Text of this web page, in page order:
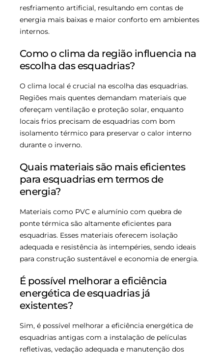
resfriamento artificial, resultando em contas de
energia mais baixas e maior conforto em ambientes
internos.
Como o clima da região influencia na
escolha das esquadrias?
O clima local é crucial na escolha das esquadrias.
Regiões mais quentes demandam materiais que
ofereçam ventilação e proteção solar, enquanto
locais frios precisam de esquadrias com bom
isolamento térmico para preservar o calor interno
durante o inverno.
Quais materiais são mais eficientes
para esquadrias em termos de
energia?
Materiais como PVC e alumínio com quebra de
ponte térmica são altamente eficientes para
esquadrias. Esses materiais oferecem isolação
adequada e resistência às intempéries, sendo ideais
para construção sustentável e economia de energia.
É possível melhorar a eficiência
energética de esquadrias já
existentes?
Sim, é possível melhorar a eficiência energética de
esquadrias antigas com a instalação de películas
refletivas, vedação adequada e manutenção dos